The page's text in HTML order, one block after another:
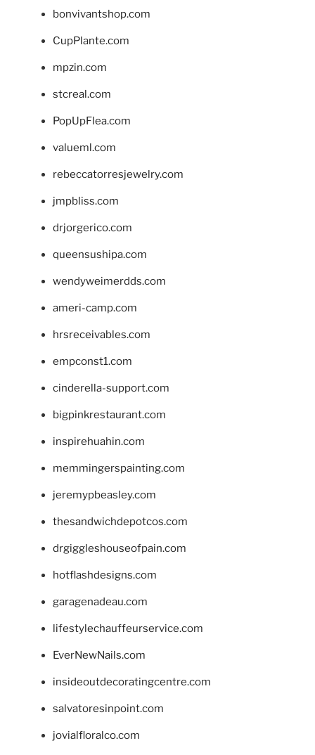
bonvivantshop.com
CupPlante.com
mpzin.com
stcreal.com
PopUpFlea.com
valueml.com
rebeccatorresjewelry.com
jmpbliss.com
drjorgerico.com
queensushipa.com
wendyweimerdds.com
ameri-camp.com
hrsreceivables.com
empconst1.com
cinderella-support.com
bigpinkrestaurant.com
inspirehuahin.com
memmingerspainting.com
jeremypbeasley.com
thesandwichdepotcos.com
drgiggleshouseofpain.com
hotflashdesigns.com
garagenadeau.com
lifestylechauffeurservice.com
EverNewNails.com
insideoutdecoratingcentre.com
salvatoresinpoint.com
jovialfloralco.com